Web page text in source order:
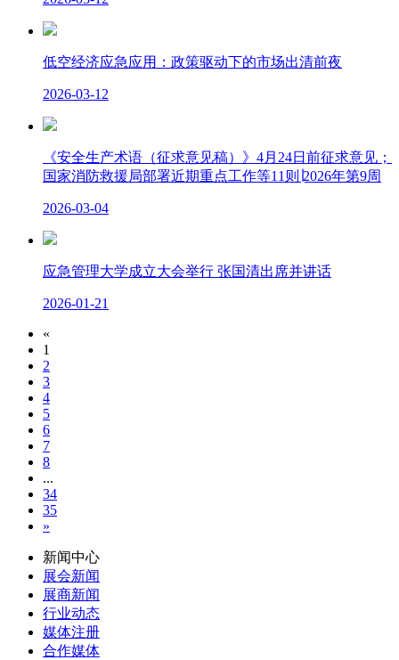
低空经济应急应用：政策驱动下的市场出清前夜
2026-03-12
《安全生产术语（征求意见稿）》4月24日前征求意见；
国家消防救援局部署近期重点工作等11则∣2026年第9周
2026-03-04
应急管理大学成立大会举行 张国清出席并讲话
2026-01-21
«
1
2
3
4
5
6
7
8
...
34
35
»
新闻中心
展会新闻
展商新闻
行业动态
媒体注册
合作媒体